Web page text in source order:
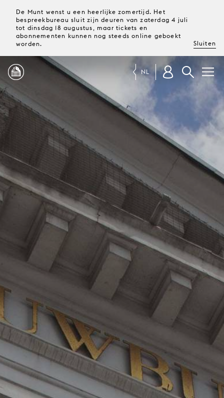
De Munt wenst u een heerlijke zomertijd. Het
bespreekbureau sluit zijn deuren van zaterdag 4 juli
tot dinsdag 18 augustus, maar tickets en
abonnementen kunnen nog steeds online geboekt
worden.
Sluiten
PROGRAMMA
MAGAZINE
ABONNEMENTEN
BEZOEK
JONG
PUBLIEK
MUNT
NL